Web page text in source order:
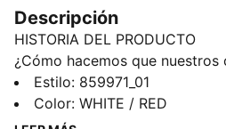
Descripción
HISTORIA DEL PRODUCTO
¿Cómo hacemos que nuestros
mundial sean aún más
un par con nuestro logotipo en
para combinar con los
Estilo: 859971_01
Color: WHITE / RED